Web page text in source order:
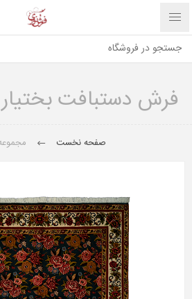
فرش دستبافت بختیار (کد
صفحه نخست